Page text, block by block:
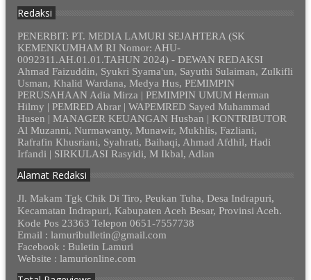
Redaksi
PENERBIT: PT. MEDIA LAMURI SEJAHTERA (SK
KEMENKUMHAM RI Nomor: AHU-
0092311.AH.01.01.TAHUN 2024) - DEWAN REDAKSI
Ahmad Faizuddin, Syukri Syama'un, Sayuthi Sulaiman, Zulkifli
Usman, Khalid Wardana, Medya Hus, PEMIMPIN
PERUSAHAAN Adia Mirza | PEMIMPIN UMUM Herman
Hilmy | PEMRED Abrar | WAPEMRED Sayed Muhammad
Husen | MANAGER KEUANGAN Husban | KONTRIBUTOR
Al Muzanni, Nurmawanty, Munawir, Mukhlis, Fazliani,
Rafrafin Khusriani, Syahrati, Baihaqi, Ahmad Afdhil, Hadi
Irfandi | SIRKULASI Rasyidi, M Ikbal, Adlan
Alamat Redaksi
Jl. Makam Tgk Chik Di Tiro, Peukan Tuha, Desa Indrapuri,
Kecamatan Indrapuri, Kabupaten Aceh Besar, Provinsi Aceh.
Kode Pos 23363 Telepon 0651-7557738
Email : lamuribulletin@gmail.com
Facebook : Buletin Lamuri
Website : lamurionline.com